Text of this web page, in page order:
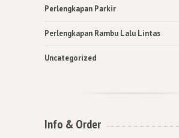
Perlengkapan Parkir
Perlengkapan Rambu Lalu Lintas
Uncategorized
Info & Order